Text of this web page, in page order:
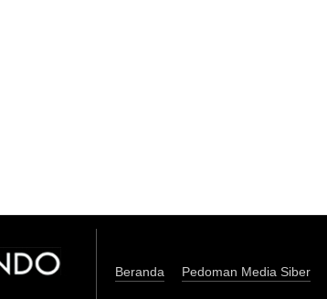
Beranda Pedoman Media Siber